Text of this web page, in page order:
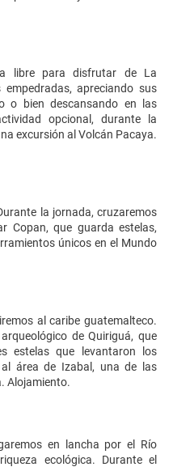
libre para disfrutar de La
apreciando sus
o bien descansando en las
opcional, durante la
excursión al Volcán Pacaya.
la jornada, cruzaremos
Copan, que guarda estelas,
únicos en el Mundo
al caribe guatemalteco.
de Quiriguá, que
estelas que levantaron los
área de Izabal, una de las
Alojamiento.
en lancha por el Río
ecológica. Durante el